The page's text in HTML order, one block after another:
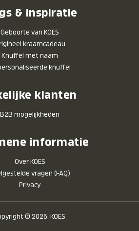
& inspiratie
Geboorte van KOES
kraamcadeau
Knuffel met naam
knuffel
klanten
B2B mogelijkheden
informatie
Over KOES
vragen (FAQ)
Privacy
© 2026, KOES